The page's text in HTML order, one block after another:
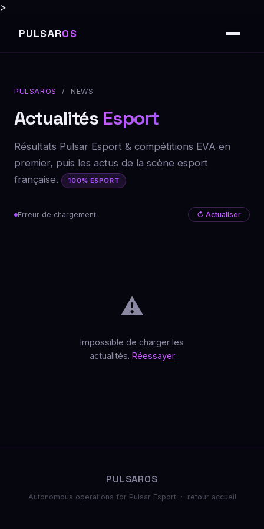
>
PULSAROS
PULSAROS / NEWS
Actualités Esport
Résultats Pulsar Esport & compétitions EVA en
premier, puis les actus de la scène esport
française.
100% ESPORT
Erreur de chargement ↻ Actualiser
⚠️
Impossible de charger les
actualités. Réessayer
PULSAROS
Autonomous operations for Pulsar Esport · retour accueil